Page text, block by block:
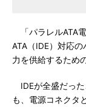
「パラレルATA
ATA（IDE）対応
力を供給するため
IDEが全盛だった
も、電源コネクタ